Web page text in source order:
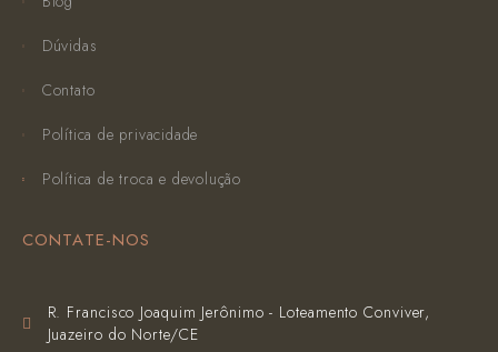
Dúvidas
Contato
Política de privacidade
Política de troca e devolução
CONTATE-NOS
R. Francisco Joaquim Jerônimo - Loteamento Conviver,
Juazeiro do Norte/CE